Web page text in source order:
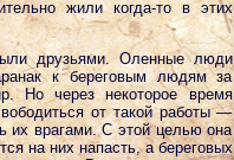
жили когда-то в этих
друзьями. Оленные люди
к береговым людям за
Но через некоторое время
от такой работы —
их врагами. С этой целью она
на них напасть, а береговых